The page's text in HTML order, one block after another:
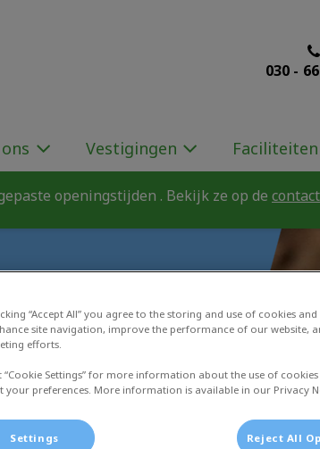
030 -
Vestigingen Faciliteiten
openingstijden . Bekijk ze op de
“Accept All” you agree to the storing and use of cookies
site navigation, improve the performance of our website,
efforts.
“Cookie Settings” for more information about the use of
your preferences. More information is available in our Privacy
Settings Reject All